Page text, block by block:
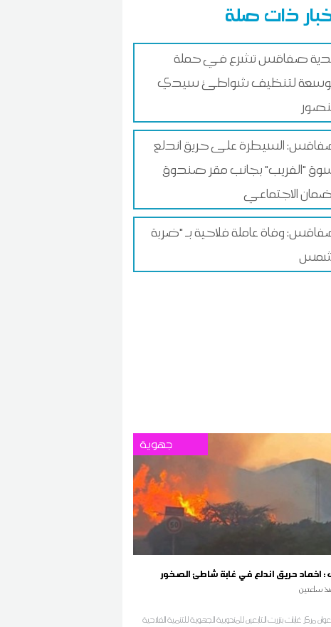
ذات صلة
صفاقس تشرع في حملة
لتنظيف شواطئ سيدي
السيطرة على حريق اندلع
"الفريب" بجانب مقر صندوق
الاجتماعي
وفاة عاملة فلاحية بـ "ضربة
جهوية
: اخماد حريق اندلع في غابة شاطئ الصخور
ساعتين
مركز غابات بنزرت التابعين للمندوبية الجهوية للتنمية الفلاحية